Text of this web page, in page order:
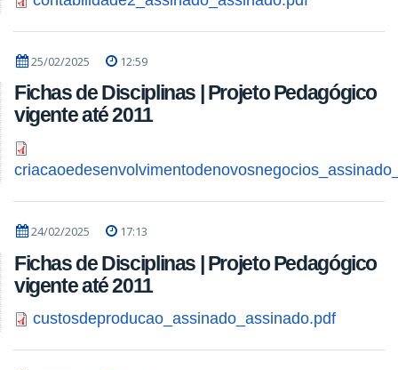
25/02/2025 12:59
Fichas de Disciplinas | Projeto Pedagógico
vigente até 2011
24/02/2025 17:13
Fichas de Disciplinas | Projeto Pedagógico
vigente até 2011
custosdeproducao_assinado_assinado.pdf